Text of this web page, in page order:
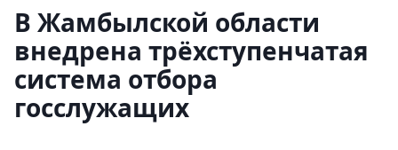
В Жамбылской области
внедрена трёхступенчатая
система отбора
госслужащих